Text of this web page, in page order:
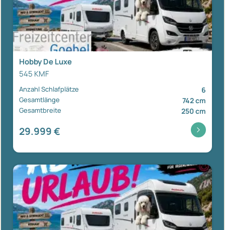
Hobby De Luxe
545 KMF
Anzahl Schlafplätze 6
Gesamtlänge 742 cm
Gesamtbreite 250 cm
29.999 €